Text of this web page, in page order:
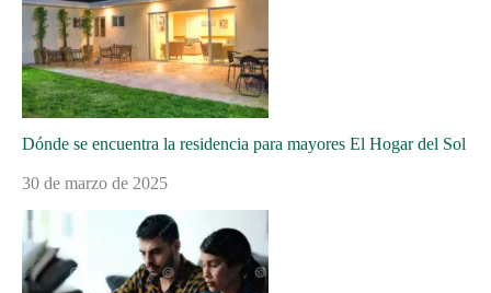
Dónde se encuentra la residencia para mayores El Hogar del Sol
30 de marzo de 2025